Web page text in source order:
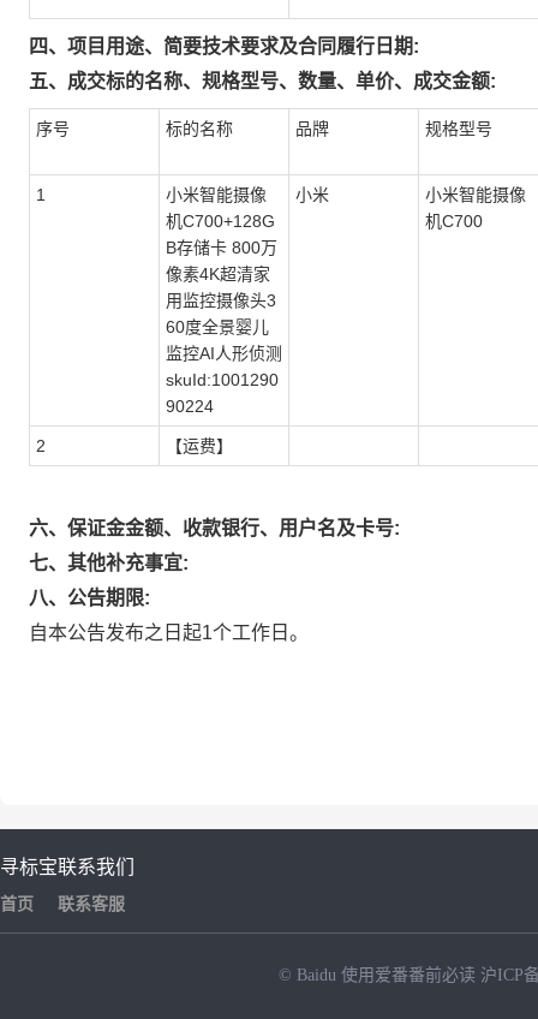
四、项目用途、简要技术要求及合同履行日期:
五、成交标的名称、规格型号、数量、单价、成交金额:
序号 标的名称 品牌 规格型号
1
小米智能摄像
机C700+128G
B存储卡 800万
像素4K超清家
用监控摄像头3
60度全景婴儿
监控AI人形侦测
skuId:1001290
90224
小米
小米智能摄像
机C700
2 【运费】
六、保证金金额、收款银行、用户名及卡号:
七、其他补充事宜:
八、公告期限:
自本公告发布之日起1个工作日。
寻标宝
首页
联系我们
联系客服
© Baidu 使用爱番番前必读 沪ICP